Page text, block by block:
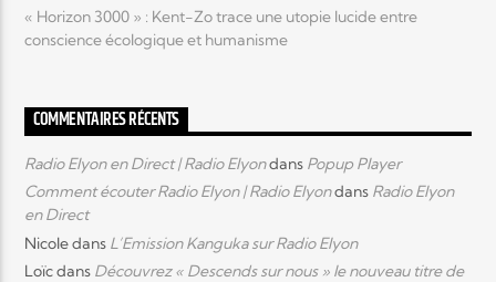
« Horizon 3000 » : Kent-Zo trace une utopie lucide entre
conscience écologique et humanisme
COMMENTAIRES RÉCENTS
Radio Elyon en Direct | Radio Elyondans Popup Player
Comment écouter Radio Elyon | Radio Elyondans Radio Elyon
en Direct
Nicoledans L’Emission Kanguka sur Radio Elyon
Loïcdans Découvrez « Descends sur nous » le nouveau titre de